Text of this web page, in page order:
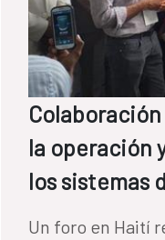
la operación
los sistemas
Un foro en Haití